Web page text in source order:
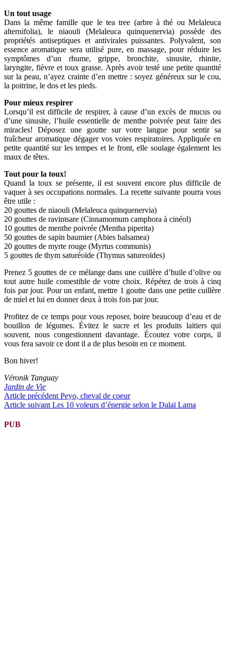
Un tout usage
Dans la même famille que le tea tree (arbre à thé ou Melaleuca
alternifolia), le niaouli (Melaleuca quinquenervia) possède des
propriétés antiseptiques et antivirales puissantes. Polyvalent, son
essence aromatique sera utilisé pure, en massage, pour réduire les
symptômes d’un rhume, grippe, bronchite, sinusite, rhinite,
laryngite, fièvre et toux grasse. Après avoir testé une petite quantité
sur la peau, n’ayez crainte d’en mettre : soyez généreux sur le cou,
la poitrine, le dos et les pieds.
Pour mieux respirer
Lorsqu’il est difficile de respirer, à cause d’un excès de mucus ou
d’une sinusite, l’huile essentielle de menthe poivrée peut faire des
miracles! Déposez une goutte sur votre langue pour sentir sa
fraîcheur aromatique dégager vos voies respiratoires. Appliquée en
petite quantité sur les tempes et le front, elle soulage également les
maux de têtes.
Tout pour la toux!
Quand la toux se présente, il est souvent encore plus difficile de
vaquer à ses occupations normales. La recette suivante pourra vous
être utile :
20 gouttes de niaouli (Melaleuca quinquenervia)
20 gouttes de ravintsare (Cinnamomum camphora à cinéol)
10 gouttes de menthe poivrée (Mentha piperita)
50 gouttes de sapin baumier (Abies balsamea)
20 gouttes de myrte rouge (Myrtus communis)
5 gouttes de thym saturéoïde (Thymus satureoïdes)
Prenez 5 gouttes de ce mélange dans une cuillère d’huile d’olive ou
tout autre huile comestible de votre choix. Répétez de trois à cinq
fois par jour. Pour un enfant, mettre 1 goutte dans une petite cuillère
de miel et lui en donner deux à trois fois par jour.
Profitez de ce temps pour vous reposer, boire beaucoup d’eau et de
bouillon de légumes. Évitez le sucre et les produits laitiers qui
souvent, nous congestionnent davantage. Écoutez votre corps, il
vous fera savoir ce dont il a de plus besoin en ce moment.
Bon hiver!
Véronik Tanguay
Jardin de Vie
Lire
la
suite
Article précédent Peyo, cheval de coeur
Article suivant Les 10 voleurs d’énergie selon le Dalaï Lama
PUB